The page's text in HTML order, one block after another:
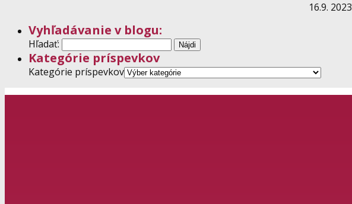
16.9. 2023
Vyhľadávanie v blogu:
Hľadať:
Kategórie príspevkov
Kategórie príspevkov